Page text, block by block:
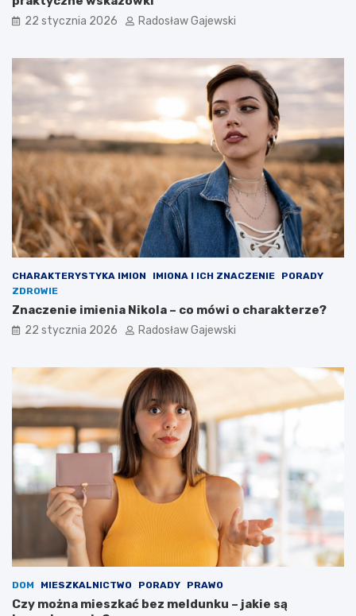
22 stycznia 2026 Radosław Gajewski
CHARAKTERYSTYKA IMION IMIONA I ICH ZNACZENIE
PORADY
ZDROWIE
Znaczenie imienia Nikola – co mówi o charakterze?
22 stycznia 2026 Radosław Gajewski
DOM MIESZKALNICTWO PORADY PRAWO
Czy można mieszkać bez meldunku – jakie są